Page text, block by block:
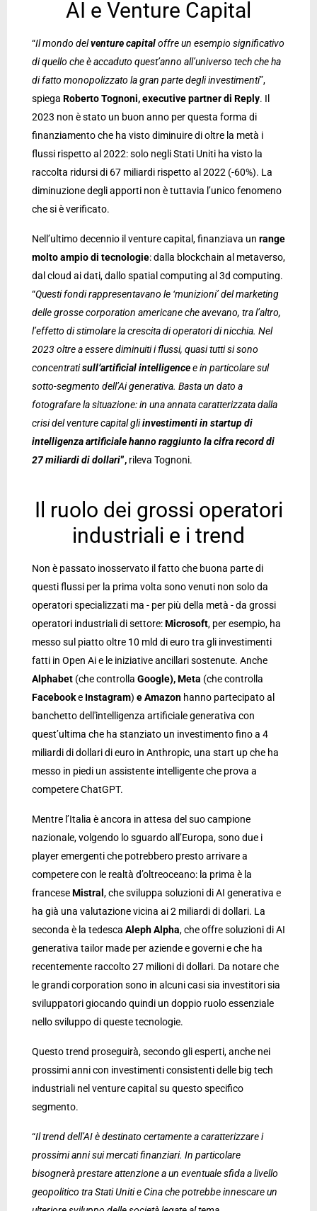
AI e Venture Capital
“Il mondo delventure capitaloffre un esempio significativo
di quello che è accaduto quest’anno all’universo tech che ha
di fatto monopolizzato la gran parte degli investimenti”,
spiega Roberto Tognoni, executive partner di Reply. Il
2023 non è stato un buon anno per questa forma di
finanziamento che ha visto diminuire di oltre la metà i
flussi rispetto al 2022: solo negli Stati Uniti ha visto la
raccolta ridursi di 67 miliardi rispetto al 2022 (-60%). La
diminuzione degli apporti non è tuttavia l’unico fenomeno
che si è verificato.
Nell’ultimo decennio il venture capital, finanziava un range
molto ampio di tecnologie: dalla blockchain al metaverso,
dal cloud ai dati, dallo spatial computing al 3d computing.
“Questi fondi rappresentavano le ‘munizioni’ del marketing
delle grosse corporation americane che avevano, tra l’altro,
l’effetto di stimolare la crescita di operatori di nicchia. Nel
2023 oltre a essere diminuiti i flussi, quasi tutti si sono
concentratisull’artificial intelligencee in particolare sul
sotto-segmento dell’Ai generativa. Basta un dato a
fotografare la situazione: in una annata caratterizzata dalla
crisi del venture capital gliinvestimenti in startup di
intelligenza artificiale hanno raggiunto la cifra record di
27 miliardi di dollari”, rileva Tognoni.
Il ruolo dei grossi operatori
industriali e i trend
Non è passato inosservato il fatto che buona parte di
questi flussi per la prima volta sono venuti non solo da
operatori specializzati ma - per più della metà - da grossi
operatori industriali di settore:Microsoft, per esempio, ha
messo sul piatto oltre 10 mld di euro tra gli investimenti
fatti in Open Ai e le iniziative ancillari sostenute. Anche
Alphabet (che controlla Google), Meta (che controlla
Facebooke Instagram) e Amazon hanno partecipato al
banchetto dell'intelligenza artificiale generativa con
quest’ultima che ha stanziato un investimento fino a 4
miliardi di dollari di euro in Anthropic, una start up che ha
messo in piedi un assistente intelligente che prova a
competere ChatGPT.
Mentre l’Italia è ancora in attesa del suo campione
nazionale, volgendo lo sguardo all’Europa, sono due i
player emergenti che potrebbero presto arrivare a
competere con le realtà d’oltreoceano: la prima è la
franceseMistral , che sviluppa soluzioni di AI generativa e
ha già una valutazione vicina ai 2 miliardi di dollari. La
seconda è la tedesca Aleph Alpha, che offre soluzioni di AI
generativa tailor made per aziende e governi e che ha
recentemente raccolto 27 milioni di dollari. Da notare che
le grandi corporation sono in alcuni casi sia investitori sia
sviluppatori giocando quindi un doppio ruolo essenziale
nello sviluppo di queste tecnologie.
Questo trend proseguirà, secondo gli esperti, anche nei
prossimi anni con investimenti consistenti delle big tech
industriali nel venture capital su questo specifico
segmento.
“Il trend dell’AI è destinato certamente a caratterizzare i
prossimi anni sui mercati finanziari. In particolare
bisognerà prestare attenzione a un eventuale sfida a livello
geopolitico tra Stati Uniti e Cina che potrebbe innescare un